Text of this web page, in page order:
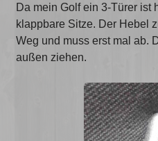
Da mein Golf ein 3-Türer ist
klappbare Sitze. Der Hebel
Weg und muss erst mal ab.
außen ziehen.